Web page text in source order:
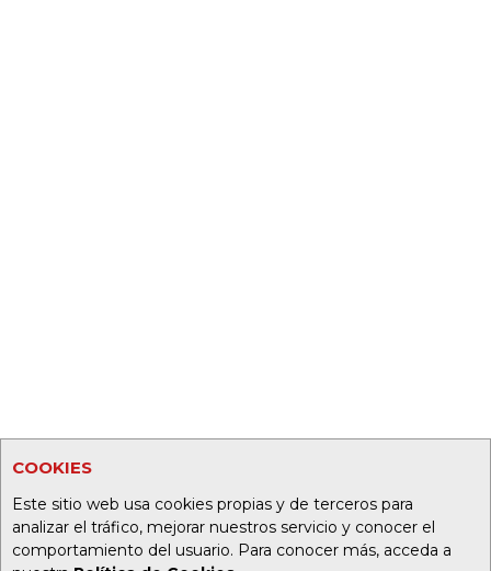
COOKIES
Este sitio web usa cookies propias y de terceros para
analizar el tráfico, mejorar nuestros servicio y conocer el
comportamiento del usuario. Para conocer más, acceda a